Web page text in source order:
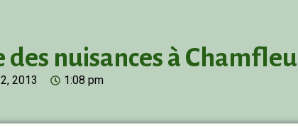
des nuisances à
2013 1:08 pm